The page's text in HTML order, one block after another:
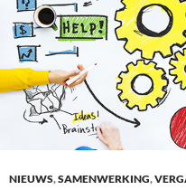
NIEUWS,SAMENWERKING,